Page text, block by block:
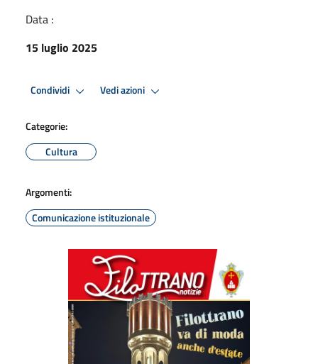
Data :
15 luglio 2025
Condividi Vedi azioni
Categorie:
Cultura
Argomenti:
Comunicazione istituzionale